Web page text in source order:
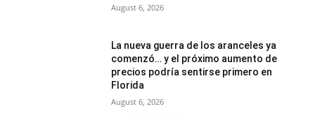
August 6, 2026
La nueva guerra de los aranceles ya
comenzó… y el próximo aumento de
precios podría sentirse primero en
Florida
August 6, 2026